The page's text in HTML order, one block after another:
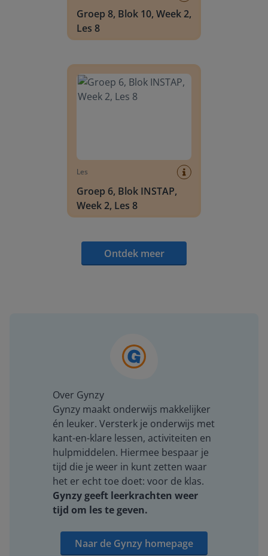
Groep 8, Blok 10, Week 2,
Les 8
Les
Groep 6, Blok INSTAP,
Week 2, Les 8
Ontdek meer
Over Gynzy
Gynzy maakt onderwijs makkelijker
én leuker. Versterk je onderwijs met
kant-en-klare lessen, activiteiten en
hulpmiddelen. Hiermee bespaar je
tijd die je weer in kunt zetten waar
het er echt toe doet: voor de klas.
Gynzy geeft leerkrachten weer
tijd om les te geven.
Naar de Gynzy homepage